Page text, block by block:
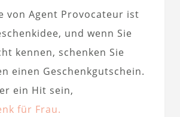
von Agent Provocateur ist
und wenn Sie
kennen, schenken Sie
einen Geschenkgutschein.
ein Hit sein,
für Frau.